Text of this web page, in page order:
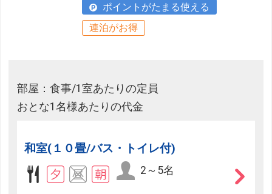
ポイントがたまる使える
連泊がお得
部屋：食事/1室あたりの定員
おとな1名様あたりの代金
和室(１０畳/バス・トイレ付)
2～5名